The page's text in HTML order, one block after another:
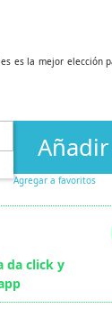
es la mejor elección
Agregar a favoritos
da click y